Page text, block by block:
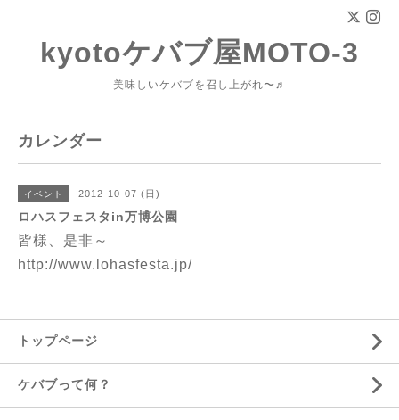
kyotoケバブ屋MOTO-3
美味しいケバブを召し上がれ〜♬
カレンダー
イベント 2012-10-07 (日)
ロハスフェスタin万博公園
皆様、是非～
http://www.lohasfesta.jp/
トップページ
ケバブって何？